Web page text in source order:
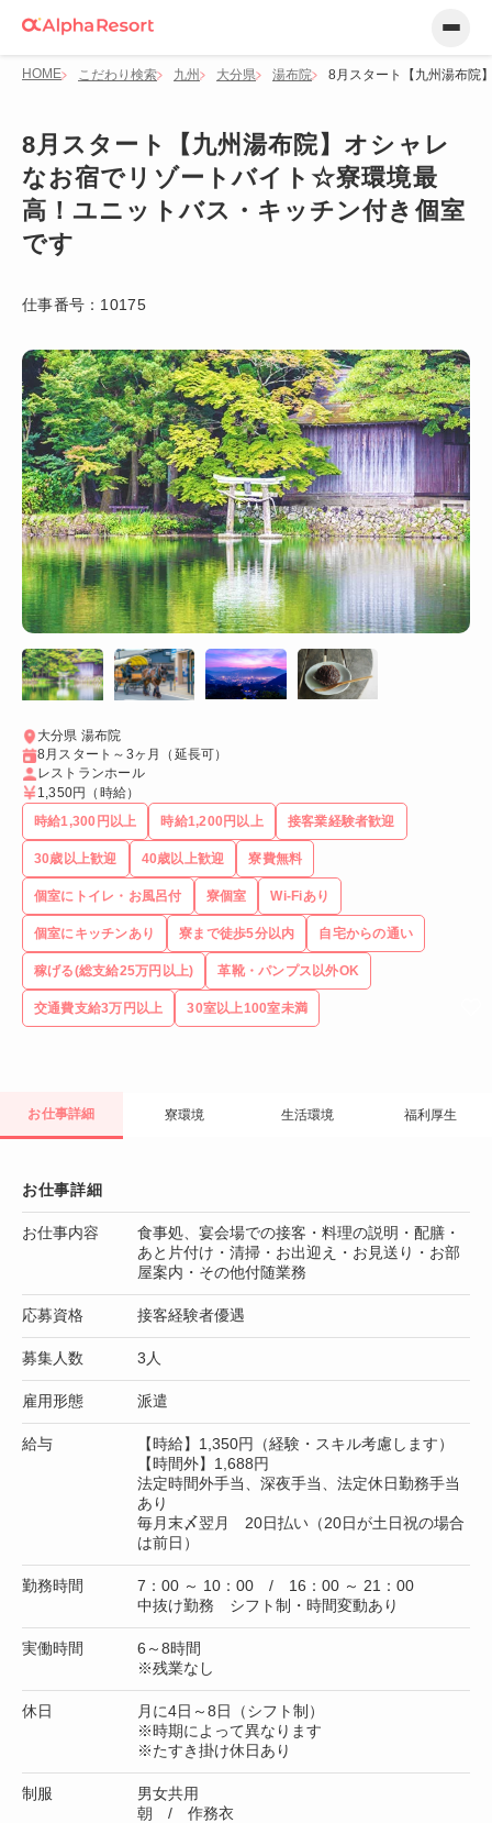
HOME こだわり検索 九州 大分県 湯布院 8月スタート【九州湯布院
8月スタート【九州湯布院】オシャレ
なお宿でリゾートバイト☆寮環境最
高！ユニットバス・キッチン付き個室
です
仕事番号： 10175
大分県 湯布院
8月スタート～3ヶ月（延長可）
レストランホール
1,350円 （時給）
時給1,300円以上
時給1,200円以上 接客業経験者歓迎
30歳以上歓迎 40歳以上歓迎 寮費無料
個室にトイレ・お風呂付 寮個室 Wi-Fiあり
個室にキッチンあり 寮まで徒歩5分以内 自宅からの通い
稼げる(総支給25万円以上) 革靴・パンプス以外OK
交通費支給3万円以上 30室以上100室未満
お仕事詳細 寮環境 生活環境 福利厚生
お仕事詳細
お仕事内容
食事処、宴会場での接客・料理の説明・配膳・
あと片付け・清掃・お出迎え・お見送り・お部
屋案内・その他付随業務
応募資格 接客経験者優遇
募集人数 3人
雇用形態 派遣
給与
【時給】1,350円（経験・スキル考慮します）
【時間外】1,688円
法定時間外手当、深夜手当、法定休日勤務手当
あり
毎月末〆翌月 20日払い（20日が土日祝の場合
は前日）
勤務時間
7：00 ～ 10：00 / 16：00 ～ 21：00
中抜け勤務 シフト制・時間変動あり
実働時間
6～8時間
※残業なし
休日
月に4日～8日（シフト制）
※時期によって異なります
※たすき掛け休日あり
制服
男女共用
朝 / 作務衣